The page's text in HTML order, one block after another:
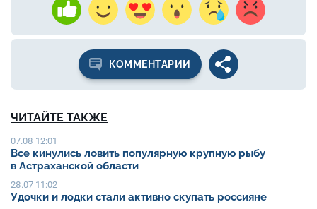
КОММЕНТАРИИ
ЧИТАЙТЕ ТАКЖЕ
07.08 12:01
Все кинулись ловить популярную крупную рыбу
в Астраханской области
28.07 11:02
Удочки и лодки стали активно скупать россияне